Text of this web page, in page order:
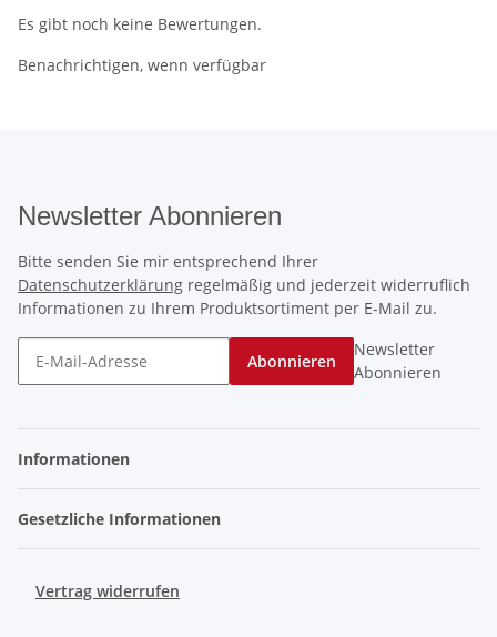
Es gibt noch keine Bewertungen.
Benachrichtigen, wenn verfügbar
Newsletter Abonnieren
Bitte senden Sie mir entsprechend Ihrer
Datenschutzerklärung regelmäßig und jederzeit widerruflich
Informationen zu Ihrem Produktsortiment per E-Mail zu.
Abonnieren
Newsletter
Abonnieren
Informationen
Gesetzliche Informationen
Vertrag widerrufen